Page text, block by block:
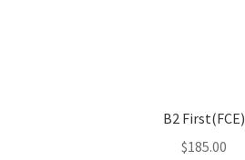
B2 First(FCE)
$185.00